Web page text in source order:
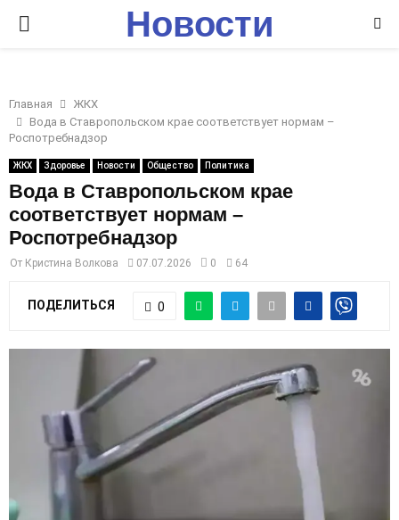
P
I
M
A
R
Y
U
Новости
Главная
ЖКХ
Вода в Ставропольском крае соответствует нормам –
Роспотребнадзор
ЖКХ Здоровье Новости Общество Политика
Вода в Ставропольском крае
соответствует нормам –
Роспотребнадзор
От Кристина Волкова 07.07.2026 0 64
ПОДЕЛИТЬСЯ 0